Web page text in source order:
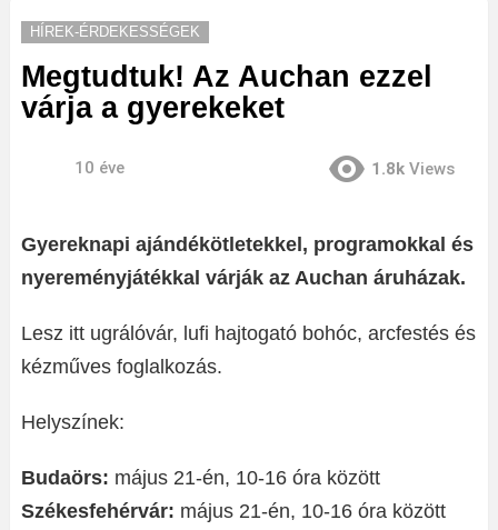
HÍREK-ÉRDEKESSÉGEK
Megtudtuk! Az Auchan ezzel
várja a gyerekeket
10 éve 1.8k Views
Gyereknapi ajándékötletekkel, programokkal és
nyereményjátékkal várják az Auchan áruházak.
Lesz itt ugrálóvár, lufi hajtogató bohóc, arcfestés és
kézműves foglalkozás.
Helyszínek:
Budaörs: május 21-én, 10-16 óra között
Székesfehérvár: május 21-én, 10-16 óra között